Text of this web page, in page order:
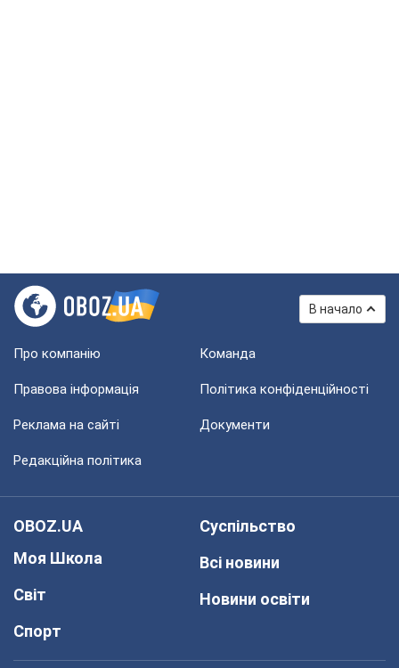
В начало
Про компанію Команда
Правова інформація Політика конфіденційності
Реклама на сайті Документи
Редакційна політика
OBOZ.UA
Моя Школа
Світ
Спорт
Суспільство
Всі новини
Новини освіти